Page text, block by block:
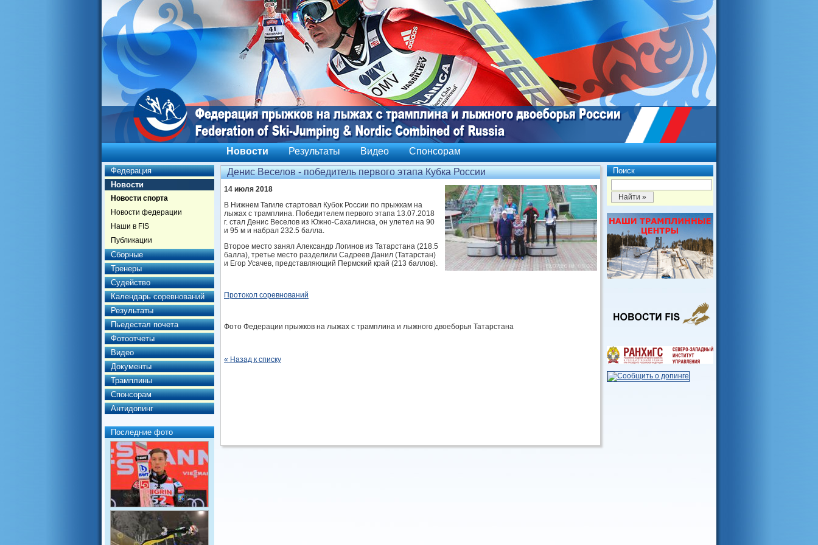
Новости Результаты Видео Спонсорам
Федерация
Новости
Новости спорта
Новости федерации
Наши в FIS
Публикации
Сборные
Тренеры
Судейство
Календарь соревнований
Результаты
Пьедестал почета
Фотоотчеты
Видео
Документы
Трамплины
Спонсорам
Антидопинг
Последние фото
Поиск
Денис Веселов - победитель первого этапа Кубка России
14 июля 2018
В Нижнем Тагиле стартовал Кубок России по прыжкам на
лыжах с трамплина. Победителем первого этапа 13.07.2018
г. стал Денис Веселов из Южно-Сахалинска, он улетел на 90
и 95 м и набрал 232.5 балла.
Второе место занял Александр Логинов из Татарстана (218.5
балла), третье место разделили Садреев Данил (Татарстан)
и Егор Усачев, представляющий Пермский край (213 баллов).
Протокол соревнований
Фото Федерации прыжков на лыжах с трамплина и лыжного двоеборья Татарстана
« Назад к списку